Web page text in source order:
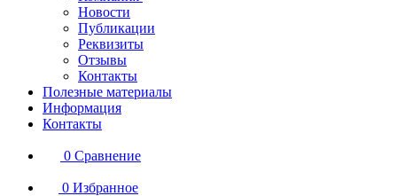
Новости
Публикации
Реквизиты
Отзывы
Контакты
Полезные материалы
Информация
Контакты
0 Сравнение
0 Избранное